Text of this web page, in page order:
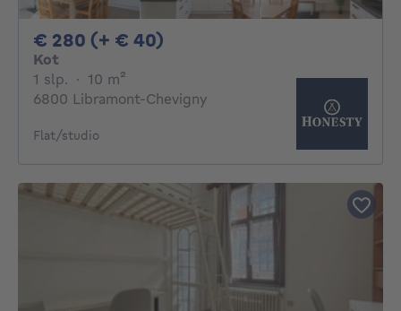
€ 280 (+ € 40)
Kot
1 slp. 1 slaapkamer
· 10 m²
6800 Libramont-Chevigny
Flat/studio